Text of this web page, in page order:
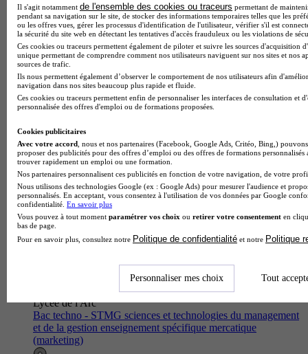
Lycée général et technologique les trois Sources
Bac techno - STMG sciences et technologies du management
et de la gestion enseignement spécifique mercatique
(marketing)
Bourg-lès-Valence 26500
Le Bac techno STMG enseignement spécifique mercatique
(marketing) proposé par le Lycée général et technologique les
concepts et s…
Lycée de l'Arc
Bac techno - STMG sciences et technologies du management
et de la gestion enseignement spécifique mercatique
(marketing)
Il s'agit notamment de l'ensemble des cookies ou traceurs permettant de
pendant sa navigation sur le site, de stocker des informations temporaires telles que les
ou les offres vues, gérer les processus d'identification de l'utilisateur, vérifier s'il est
la sécurité du site web en détectant les tentatives d'accès frauduleux ou les violations de
Ces cookies ou traceurs permettent également de piloter et suivre les sources d'acquisition
unique permettant de comprendre comment nos utilisateurs naviguent sur nos sites et nos
sources de trafic.
Ils nous permettent également d’observer le comportement de nos utilisateurs afin
navigation dans nos sites beaucoup plus rapide et fluide.
Ces cookies ou traceurs permettent enfin de personnaliser les interfaces de consultation et
personnalisée des offres d'emploi ou de formations proposées.
Cookies publicitaires
Avec votre accord , nous et nos partenaires (Facebook, Google Ads, Critéo, Bing,)
proposer des publicités pour des offres d’emploi ou des offres de formations
trouver rapidement un emploi ou une formation.
Nos partenaires personnalisent ces publicités en fonction de votre navigation, de votre
Nous utilisons des technologies Google (ex : Google Ads) pour mesurer l'audience et
personnalisés. En acceptant, vous consentez à l'utilisation de vos données par Google
confidentialité. En savoir plus
Vous pouvez à tout moment paramétrer vos choix ou retirer votre consentement en
bas de page.
Pour en savoir plus, consultez notre Politique de confidentialité et notre Politique
Personnaliser mes choix Tout